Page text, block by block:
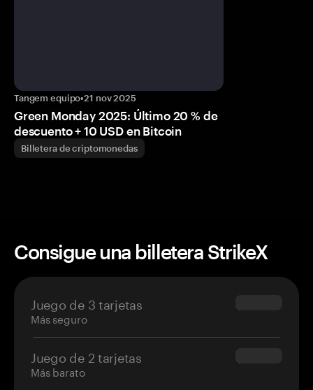
Tangem equipo•21 nov 2025
Green Monday 2025: Último 20 % de
descuento + 10 USD en Bitcoin
Billetera de criptomonedas
Consigue una billetera StrikeX
Juego de 3 tarjetas
Más seguro
$69.90
Juego de 2 tarjetas
Más barato
$54.90